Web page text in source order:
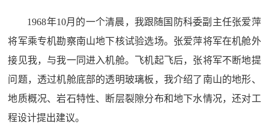
1968年10月的一个清晨，我跟随国防科委副主任张爱萍
将军乘专机勘察南山地下核试验选场。张爱萍将军在机舱外
接见我，与我一同进入机舱。飞机起飞后，张将军不断地提
问题，透过机舱底部的透明玻璃板，我介绍了南山的地形、
地质概况、岩石特性、断层裂隙分布和地下水情况，还对工
程设计提出建议。